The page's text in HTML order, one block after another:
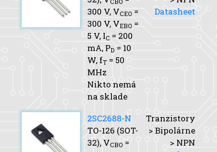
300 V, VCEO =
300 V, VEBO =
5 V, IC = 200
mA, PD = 10
W, fT = 50
MHz
Nikto nemá
na sklade
Datasheet
2SC2688-N
TO-126 (SOT-
32), VCBO =
Tranzistory
> Bipolárne
> NPN